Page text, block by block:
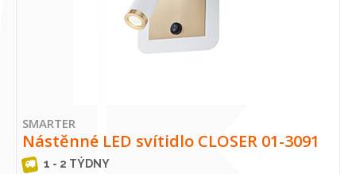
SMARTER
Nástěnné LED svítidlo CLOSER 01-3091
1 - 2 TÝDNY